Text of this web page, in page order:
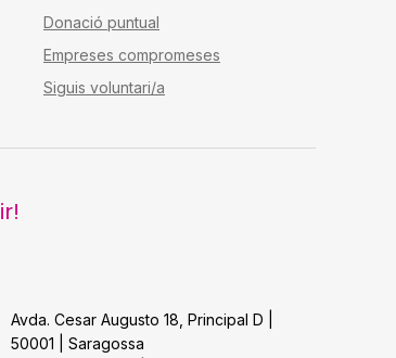
Donació puntual
Empreses compromeses
Siguis voluntari/a
Avda. Cesar Augusto 18, Principal D |
50001 | Saragossa